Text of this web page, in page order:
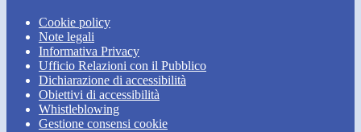
Cookie policy
Note legali
Informativa Privacy
Ufficio Relazioni con il Pubblico
Dichiarazione di accessibilità
Obiettivi di accessibilità
Whistleblowing
Gestione consensi cookie